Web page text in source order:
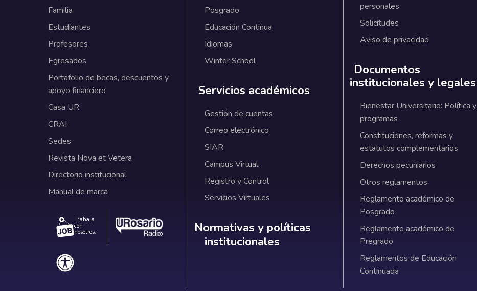
Familia
Estudiantes
Profesores
Egresados
Portafolio de becas, descuentos y
apoyo financiero
Casa UR
CRAI
Sedes
Revista Nova et Vetera
Directorio institucional
Manual de marca
Trabaja
con
nosotros.
Posgrado
Educación Continua
Idiomas
Winter School
Servicios académicos
Gestión de cuentas
Correo electrónico
SIAR
Campus Virtual
Registro y Control
Servicios Virtuales
Normativas y políticas institucionales
Normativas y políticas
institucionales
personales
Solicitudes
Aviso de privacidad
Documentos
institucionales y legales
Bienestar Universitario: Política y
programas
Constituciones, reformas y
estatutos complementarios
Derechos pecuniarios
Otros reglamentos
Reglamento académico de
Posgrado
Reglamento académico de
Pregrado
Reglamentos de Educación
Continuada